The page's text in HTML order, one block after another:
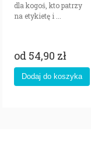
dla kogoś, kto patrzy
na etykietę i ...
od 54,90 zł